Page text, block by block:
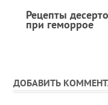
Рецепты
при геморрое
ДОБАВИТЬ